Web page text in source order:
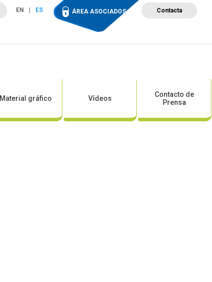
EN ES ÁREA ASOCIADOS Contacta
Campus de Formación
Material gráfico Vídeos
Contacto de
Prensa